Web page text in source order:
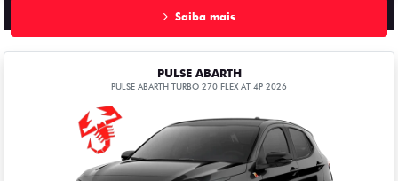
Saiba mais
PULSE ABARTH
PULSE ABARTH TURBO 270 FLEX AT 4P 2026